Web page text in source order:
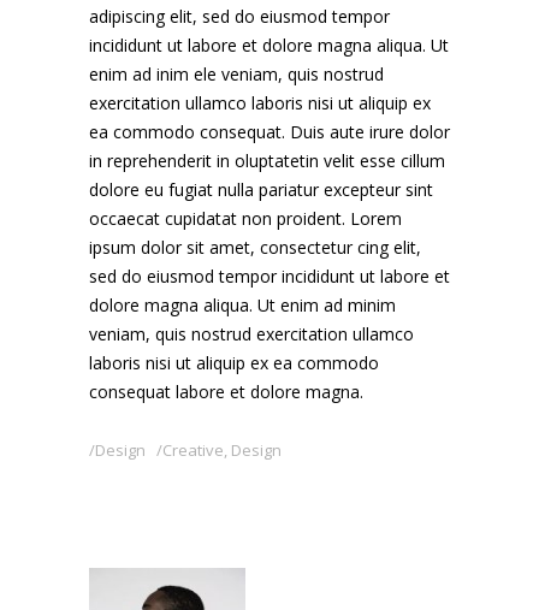
adipiscing elit, sed do eiusmod tempor
incididunt ut labore et dolore magna aliqua. Ut
enim ad inim ele veniam, quis nostrud
exercitation ullamco laboris nisi ut aliquip ex
ea commodo consequat. Duis aute irure dolor
in reprehenderit in oluptatetin velit esse cillum
dolore eu fugiat nulla pariatur excepteur sint
occaecat cupidatat non proident. Lorem
ipsum dolor sit amet, consectetur cing elit,
sed do eiusmod tempor incididunt ut labore et
dolore magna aliqua. Ut enim ad minim
veniam, quis nostrud exercitation ullamco
laboris nisi ut aliquip ex ea commodo
consequat labore et dolore magna.
Design Creative, Design